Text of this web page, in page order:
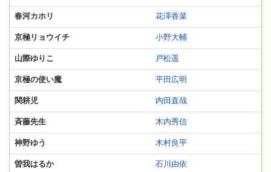
春河カホリ 花澤香菜
京極リョウイチ 小野大輔
山際ゆりこ 戸松遥
京極の使い魔 平田広明
関耕児 内田直哉
斉藤先生 木内秀信
神野ゆう 木村良平
曽我はるか 石川由依